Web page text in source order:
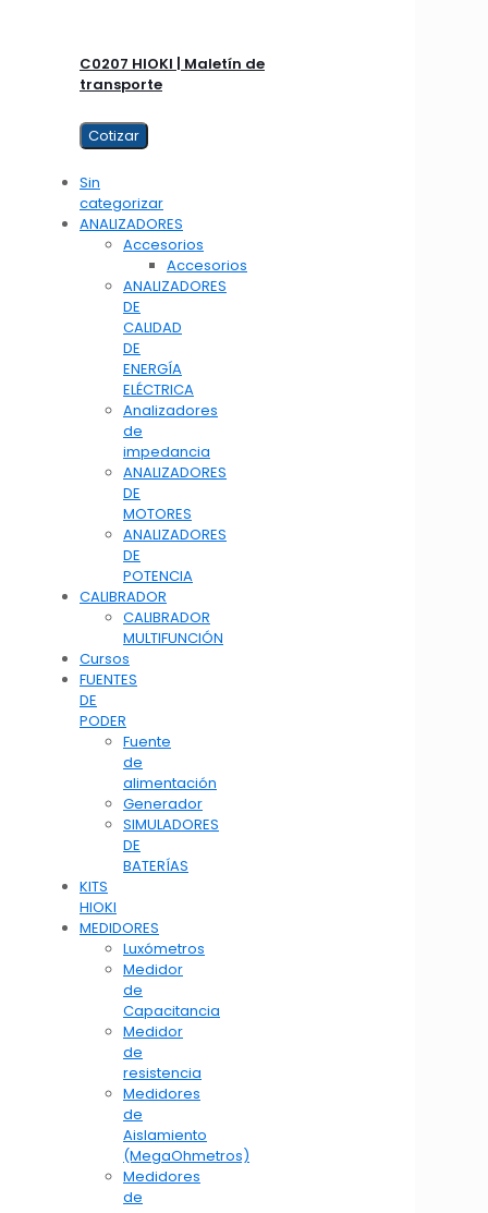
C0207 HIOKI | Maletín de
transporte
Cotizar
Sin
categorizar
ANALIZADORES
Accesorios
Accesorios
ANALIZADORES
DE
CALIDAD
DE
ENERGÍA
ELÉCTRICA
Analizadores
de
impedancia
ANALIZADORES
DE
MOTORES
ANALIZADORES
DE
POTENCIA
CALIBRADOR
CALIBRADOR
MULTIFUNCIÓN
Cursos
FUENTES
DE
PODER
Fuente
de
alimentación
Generador
SIMULADORES
DE
BATERÍAS
KITS
HIOKI
MEDIDORES
Luxómetros
Medidor
de
Capacitancia
Medidor
de
resistencia
Medidores
de
Aislamiento
(MegaOhmetros)
Medidores
de